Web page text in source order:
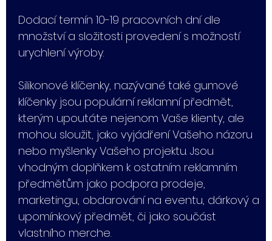
Dodací termín 10-19 pracovních dní dle
množství a složitosti provedení s možností
urychlení výroby.
Silikonové klíčenky, nazývané také gumové
klíčenky jsou populární reklamní předmět,
kterým upoutáte nejenom Vaše klienty, ale
mohou sloužit, jako vyjádření Vašeho názoru
nebo myšlenky Vašeho projektu. Jsou
vhodným doplňkem k ostatním reklamním
předmětům jako podpora prodeje,
marketingu, obdarování na eventu, dárkový a
upomínkový předmět, či jako součást
vlastního merche.